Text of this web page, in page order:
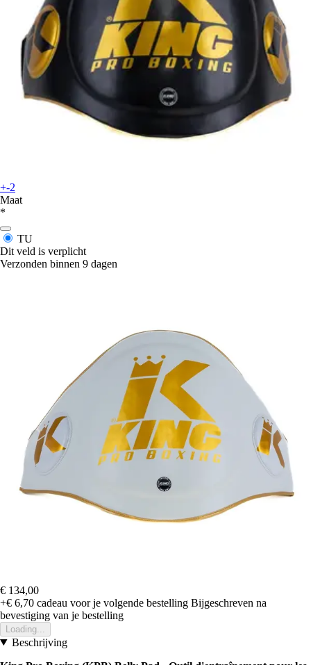
+-2
Maat
*
TU
Dit veld is verplicht
Verzonden binnen 9 dagen
€ 134,00
+€ 6,70 cadeau voor je volgende bestelling Bijgeschreven na
bevestiging van je bestelling
Loading...
Beschrijving